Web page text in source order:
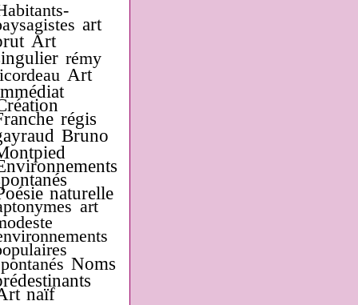
art
Art
rémy
Art
régis
Bruno
naturelle
art
Noms
naïf